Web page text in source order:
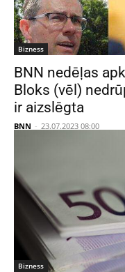
Bizness
BNN nedēļas
Bloks (vēl)
ir aizslēgta
BNN - 23.07.2023 08:00
Bizness